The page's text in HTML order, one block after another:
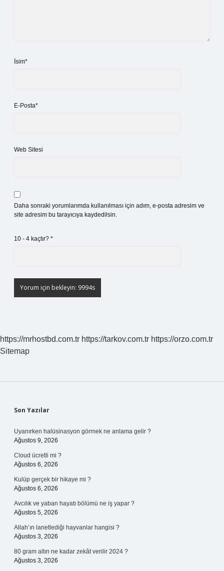
İsim*
E-Posta*
Web Sitesi
Daha sonraki yorumlarımda kullanılması için adım, e-posta adresim ve
site adresim bu tarayıcıya kaydedilsin.
10 - 4 kaçtır? *
https://mrhostbd.com.tr https://tarkov.com.tr https://orzo.com.tr
Sitemap
Sidebar
Son Yazılar
Uyanırken halüsinasyon görmek ne anlama gelir ?
Ağustos 9, 2026
Cloud ücretli mi ?
Ağustos 6, 2026
Kulüp gerçek bir hikaye mi ?
Ağustos 6, 2026
Avcılık ve yaban hayatı bölümü ne iş yapar ?
Ağustos 5, 2026
Allah’ın lanetlediği hayvanlar hangisi ?
Ağustos 3, 2026
80 gram altın ne kadar zekât verilir 2024 ?
Ağustos 3, 2026